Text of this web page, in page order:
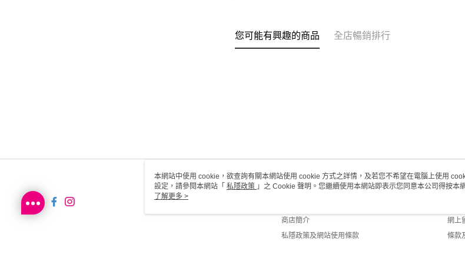
您可能有興趣的商品 全店暢銷排行
關於我們
商店簡介
私隱政策及網站使用條款
客
網上
條款
本網站中使用 cookie，欲查詢有關本網站使用 cookie 方式之詳情，及若您不希望在電腦上使用
設定，請參閱本網站「 私隱政策 」之 Cookie 聲明。您繼續使用本網站即表示您同意本公司得按本
用 cookie。
了解更多 >